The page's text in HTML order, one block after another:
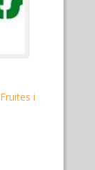
i